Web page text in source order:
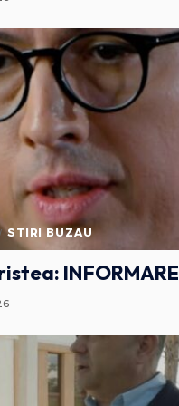
STIRI BUZAU
INFORMARE